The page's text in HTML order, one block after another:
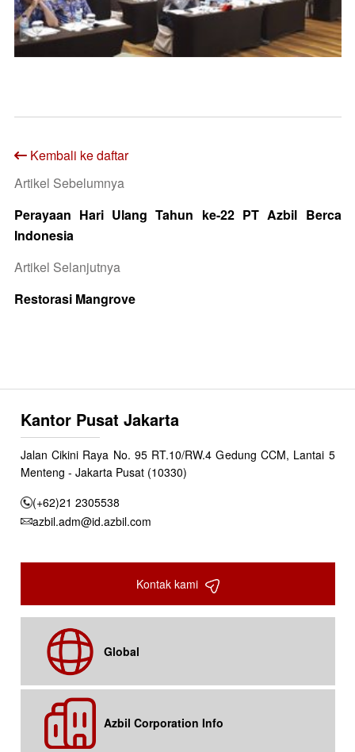
Artikel Sebelumnya
Perayaan Hari Ulang Tahun ke-22 PT Azbil Berca
Indonesia
Kembali ke daftar
Artikel Selanjutnya
Restorasi Mangrove
Kantor Pusat Jakarta
Jalan Cikini Raya No. 95 RT.10/RW.4 Gedung CCM, Lantai 5
Menteng - Jakarta Pusat (10330)
(+62)21 2305538
azbil.adm@id.azbil.com
Kontak kami
Global
Azbil Corporation Info